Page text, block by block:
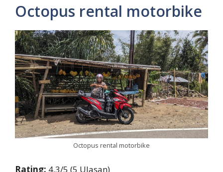
Octopus rental motorbike
Octopus rental motorbike
Rating: 4,3/5 (5 Ulasan)